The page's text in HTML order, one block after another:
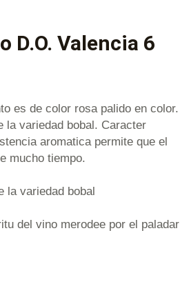
D.O. Valencia 6
es de color rosa palido en color.
la variedad bobal. Caracter
aromatica permite que el
mucho tiempo.
la variedad bobal
del vino merodee por el paladar